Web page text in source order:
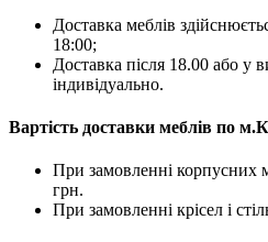
Доставка меблів
18:00;
Доставка після 18.00 або у
індивідуально.
Вартість доставки меблів по
При замовленні корпусних
грн.
При замовленні крісел і